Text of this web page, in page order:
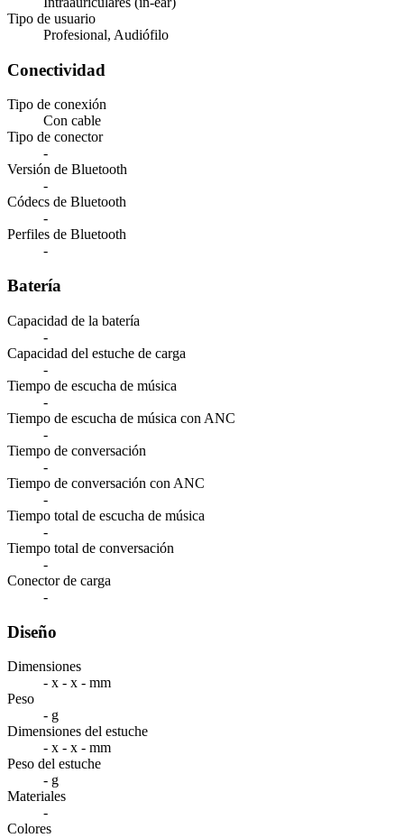
Tipo de usuario
Profesional, Audiófilo
Conectividad
Tipo de conexión
Con cable
Tipo de conector
-
Versión de Bluetooth
-
Códecs de Bluetooth
-
Perfiles de Bluetooth
-
Batería
Capacidad de la batería
-
Capacidad del estuche de carga
-
Tiempo de escucha de música
-
Tiempo de escucha de música con ANC
-
Tiempo de conversación
-
Tiempo de conversación con ANC
-
Tiempo total de escucha de música
-
Tiempo total de conversación
-
Conector de carga
-
Diseño
Dimensiones
- x - x - mm
Peso
- g
Dimensiones del estuche
- x - x - mm
Peso del estuche
- g
Materiales
-
Colores